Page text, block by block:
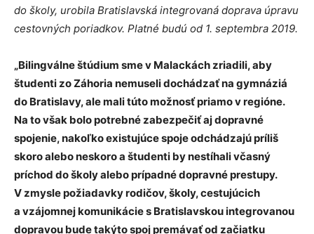
do školy, urobila Bratislavská integrovaná doprava úpravu
cestovných poriadkov. Platné budú od 1. septembra 2019.
„Bilingválne štúdium sme v Malackách zriadili, aby
študenti zo Záhoria nemuseli dochádzať na gymnáziá
do Bratislavy, ale mali túto možnosť priamo v regióne.
Na to však bolo potrebné zabezpečiť aj dopravné
spojenie, nakoľko existujúce spoje odchádzajú príliš
skoro alebo neskoro a študenti by nestíhali včasný
príchod do školy alebo prípadné dopravné prestupy.
V zmysle požiadavky rodičov, školy, cestujúcich
a vzájomnej komunikácie s Bratislavskou integrovanou
dopravou bude takýto spoj premávať od začiatku